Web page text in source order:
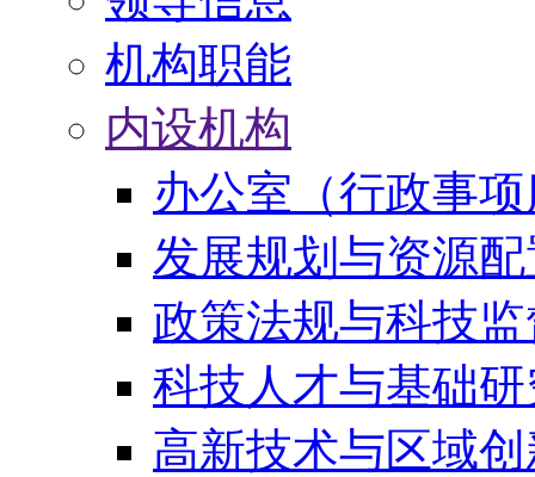
机构职能
内设机构
办公室（行政事
发展规划与资源
政策法规与科技
科技人才与基础
高新技术与区域